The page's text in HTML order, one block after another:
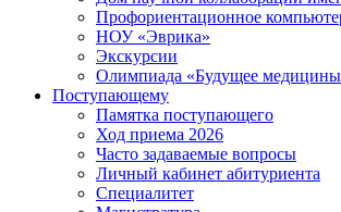
Профориентационное
НОУ «Эврика»
Экскурсии
Олимпиада «Будущее
Поступающему
Памятка поступающего
Ход приема 2026
Часто задаваемые вопросы
Личный кабинет абитуриента
Специалитет